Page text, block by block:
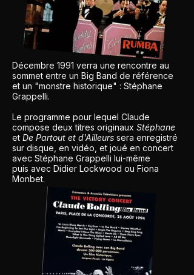
Décembre 1991 verra une rencontre au
sommet entre un Big Band de référence
et un "monstre historique" : Stéphane
Grappelli.
Le programme pour lequel Claude
compose deux titres originaux Stéphane
et De Partout et d'Ailleurs sera enregistré
sur disque, en vidéo, et joué en concert
avec Stéphane Grappelli lui-même
puis avec Didier Lockwood ou Fiona
Monbet.